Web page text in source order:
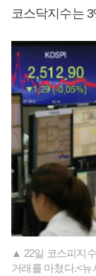
코스닥지수는
▲ 22일 코스피지
거래를 마쳤다.<뉴